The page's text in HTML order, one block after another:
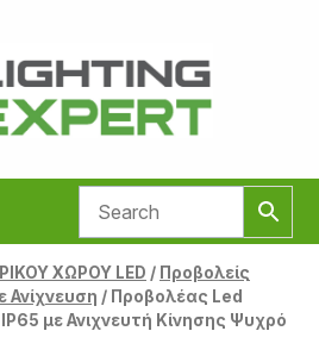
ΧΩΡΟΥ LED / Προβολείς
Ανίχνευση / Προβολέας Led
με Ανιχνευτή Κίνησης Ψυχρό